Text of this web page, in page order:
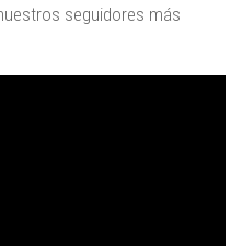
seguidores más